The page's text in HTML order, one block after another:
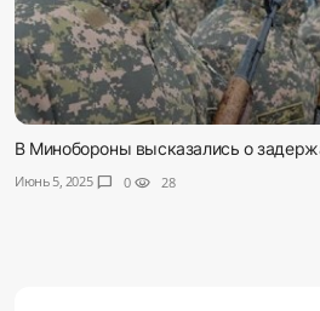
В Минобороны высказались о
Июнь 5, 2025 chat_bubble 0 visibility 28